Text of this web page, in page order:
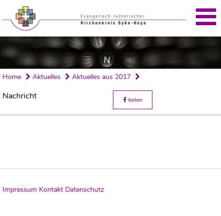
Home Aktuelles Aktuelles aus 2017
Nachricht teilen
Impressum Kontakt Datenschutz